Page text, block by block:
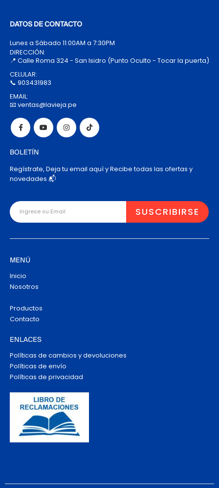
DATOS DE CONTACTO
Lunes a Sábado 11:00AM a 7:30PM
DIRECCIÓN:
📍 Calle Roma 324 - San Isidro (Punto Oculto - Tocar la puerta)
CELULAR:
📞 903431983
EMAIL:
📧 ventas@lavieja.pe
BOLETÍN
Regístrate, Deja tu email aquí y Recibe todas las ofertas y
novedades 📬
MENÚ
Inicio
Nosotros
Productos
Contacto
ENLACES
Políticas de cambios y devoluciones
Políticas de envío
Políticas de privacidad